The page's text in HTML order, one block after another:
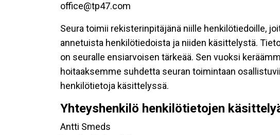
office@tp47.com
Seura toimii rekisterinpitäjänä niille henkilötiedoille,
annetuista henkilötiedoista ja niiden käsittelystä.
on seuralle ensiarvoisen tärkeää. Sen vuoksi
hoitaaksemme suhdetta seuran toimintaan
henkilötietoja käsittelyssä.
Yhteyshenkilö henkilötietojen
Antti Smeds